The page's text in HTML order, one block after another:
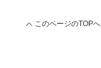
このページのTOPへ